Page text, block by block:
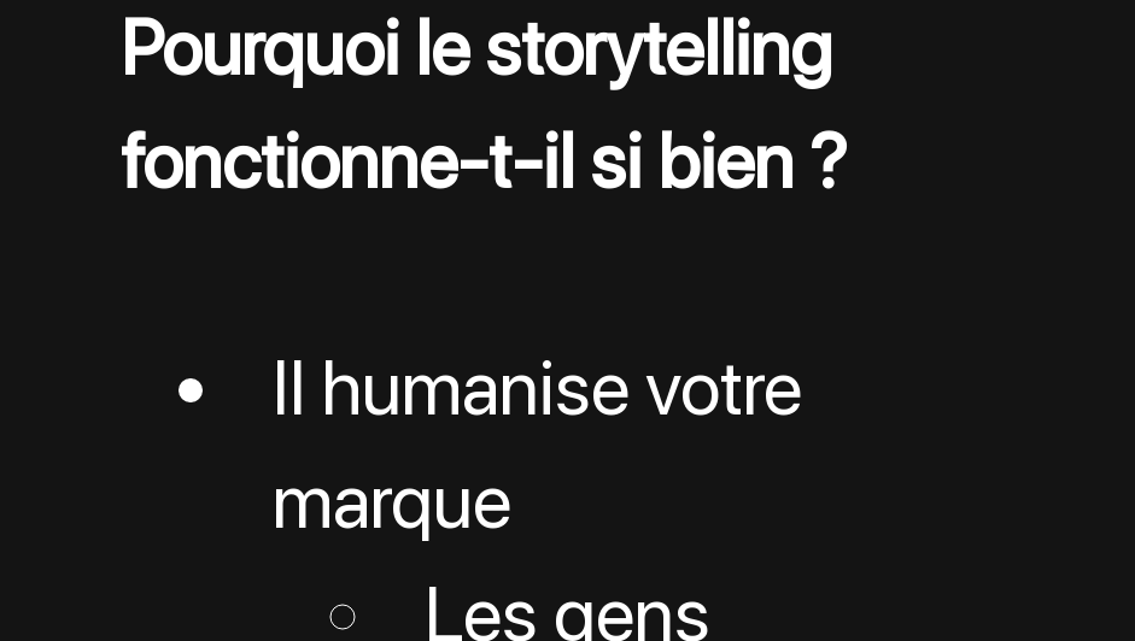
Pourquoi le storytelling
fonctionne-t-il si bien ?
Il humanise votre
marque
Les gens